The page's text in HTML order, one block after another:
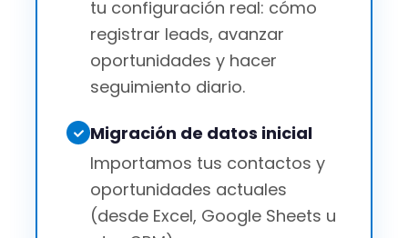
tu configuración real: cómo
registrar leads, avanzar
oportunidades y hacer
seguimiento diario.
Migración de datos inicial
Importamos tus contactos y
oportunidades actuales
(desde Excel, Google Sheets u